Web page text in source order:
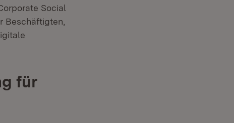
Social
Beschäftigten,
für